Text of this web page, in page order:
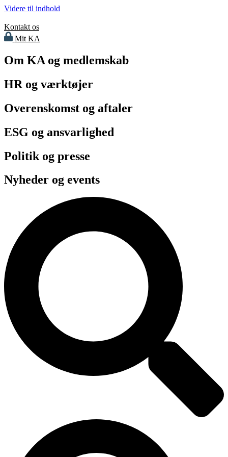
Videre til indhold
Kontakt os
Mit KA
Om KA og medlemskab
HR og værktøjer
Overenskomst og aftaler
ESG og ansvarlighed
Politik og presse
Nyheder og events